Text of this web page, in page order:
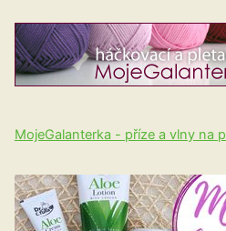
MojeGalanterka - příze a vlny na